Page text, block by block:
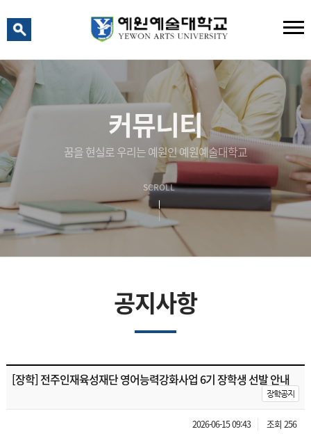
커뮤니티
꿈을 현실로 우리는 예원인 예원예술대학교
SCROLL
공지사항
[장학] 전주인재육성재단 영어능력강화사업 6기 장학생 선발 안내
장학공지
2026-06-15 09:43 조회 256
예원 AI